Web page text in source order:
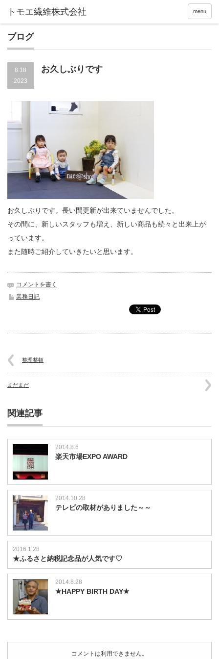
menu
ブログ
8.18
2023
お久しぶりです
お久しぶりです。長い間更新が出来ていませんでした。
その間に、新しいスタッフも増え、新しい商品も続々と出来上が
っています。
また随時ご紹介していきたいと思います。
コメントを書く
業務日記
整理整頓
まだまだ
関連記事
2014.8.6
楽天市場EXPO AWARD
2014.10.28
テレビの取材がありました～～
2016.1.28
★ふるさと納税記念品が人気です♡
2014.8.28
★HAPPY BIRTH DAY★
コメントは利用できません。